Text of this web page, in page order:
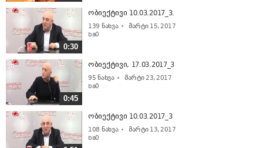
0:30
ობიექტივი 10.03.2017_3.
139 ნახვა
მარტი 15, 2017
ba0
0:45
ობიექტივი, 17.03.2017_3
95 ნახვა
მარტი 23, 2017
ba0
ობიექტივი 10.03.2017_3
108 ნახვა
მარტი 13, 2017
ba0